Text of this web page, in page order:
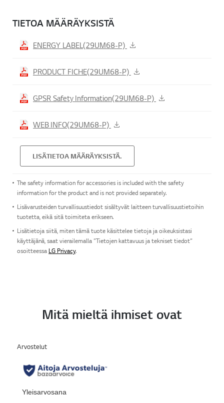
TIETOA MÄÄRÄYKSISTÄ
ENERGY LABEL(29UM68-P)
PRODUCT FICHE(29UM68-P)
GPSR Safety Information(29UM68-P)
WEB INFO(29UM68-P)
LISÄTIETOA MÄÄRÄYKSISTÄ.
The safety information for accessories is included with the safety
information for the product and is not provided separately.
Lisävarusteiden turvallisuustiedot sisältyvät laitteen turvallisuustietoihin
tuotetta, eikä sitä toimiteta erikseen.
Lisätietoja siitä, miten tämä tuote käsittelee tietoja ja oikeuksistasi
käyttäjänä, saat vierailemalla ”Tietojen kattavuus ja tekniset tiedot”
osoitteessa LG Privacy.
Mitä mieltä ihmiset ovat